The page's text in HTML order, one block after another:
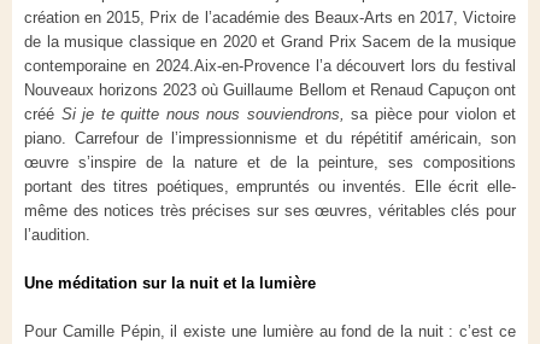
création en 2015, Prix de l’académie des Beaux-Arts en 2017, Victoire
de la musique classique en 2020 et Grand Prix Sacem de la musique
contemporaine en 2024.Aix-en-Provence l’a découvert lors du festival
Nouveaux horizons 2023 où Guillaume Bellom et Renaud Capuçon ont
créé Si je te quitte nous nous souviendrons, sa pièce pour violon et
piano. Carrefour de l’impressionnisme et du répétitif américain, son
œuvre s’inspire de la nature et de la peinture, ses compositions
portant des titres poétiques, empruntés ou inventés. Elle écrit elle-
même des notices très précises sur ses œuvres, véritables clés pour
l’audition.
Une méditation sur la nuit et la lumière
Pour Camille Pépin, il existe une lumière au fond de la nuit : c’est ce